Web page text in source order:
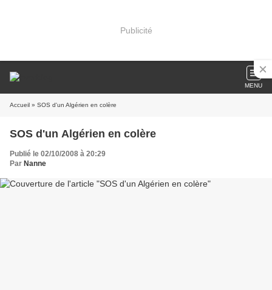
Publicité
MENU
Accueil » SOS d'un Algérien en colère
SOS d'un Algérien en colère
Publié le 02/10/2008 à 20:29
Par Nanne